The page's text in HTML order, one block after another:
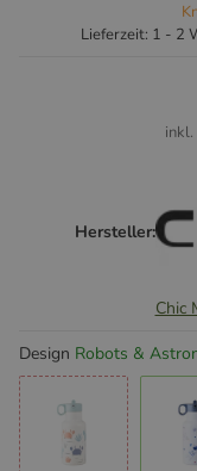
Lieferzeit: 1 - 2
inkl.
Hersteller:
Chic
Design Robots &